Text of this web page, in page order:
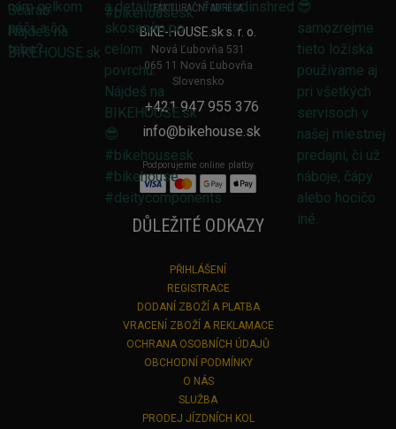
FAKTURAČNÍ ADRESA
BIKE-HOUSE.sk s. r. o.
Nová Ľubovňa 531
065 11 Nová Ľubovňa
Slovensko
+421 947 955 376
info@bikehouse.sk
Podporujeme online platby
DŮLEŽITÉ ODKAZY
PŘIHLÁŠENÍ
REGISTRACE
DODANÍ ZBOŽÍ A PLATBA
VRACENÍ ZBOŽÍ A REKLAMACE
OCHRANA OSOBNÍCH ÚDAJŮ
OBCHODNÍ PODMÍNKY
O NÁS
SLUŽBA
PRODEJ JÍZDNÍCH KOL